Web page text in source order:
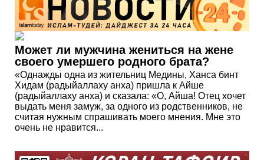
Может ли мужчина жениться на жене
своего умершего родного брата?
«Однажды одна из жительниц Медины, Ханса бинт
Хидам (радыйаллаху анха) пришла к Айше
(радыйаллаху анха) и сказала: «О, Айша! Отец хочет
выдать меня замуж, за одного из родственников, не
считая нужным спрашивать моего мнения. Мне это
очень не нравится...